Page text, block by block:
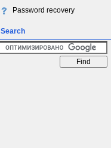
Password recovery
Search